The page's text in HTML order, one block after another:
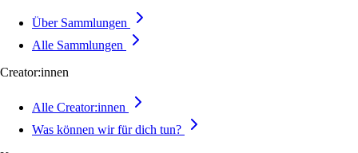
Über Sammlungen
Alle Sammlungen
Creator:innen
Alle Creator:innen
Was können wir für dich tun?